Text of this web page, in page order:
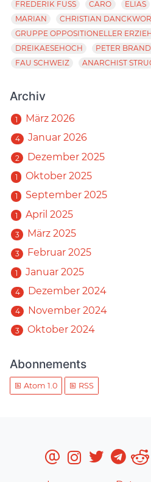
FREDERIK FUSS
CARO ELIAS
MARIAN
CHRISTIAN
GRUPPE OPPOSITIONELLER
DREIKAESEHOCH
PETER
FAU SCHWEIZ
ANARCHIST
Archiv
1 März 2026
4 Januar 2026
2 Dezember 2025
1 Oktober 2025
1 September 2025
1 April 2025
3 März 2025
3 Februar 2025
1 Januar 2025
4 Dezember 2024
4 November 2024
3 Oktober 2024
Abonnements
Atom 1.0 RSS